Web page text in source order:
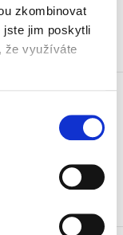
zkombinovat
jste jim poskytli
že využíváte